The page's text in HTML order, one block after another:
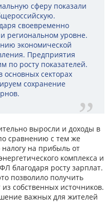
сферу показали
своевременно
региональном уровне.
экономической
Предприятия
росту показателей.
секторах
сохранение
выросли и доходы в
сравнению с тем же
на прибыль от
комплекса и
благодаря росту зарплат.
позволило получить
собственных источников.
важных для жителей